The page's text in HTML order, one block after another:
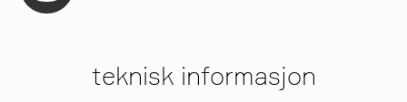
teknisk informasjon